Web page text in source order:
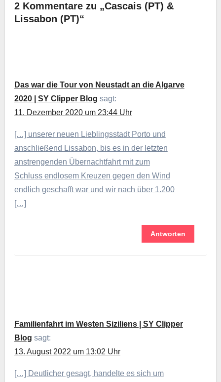
2 Kommentare zu „Cascais (PT) &
Lissabon (PT)“
Das war die Tour von Neustadt an die Algarve
2020 | SY Clipper Blog sagt:
11. Dezember 2020 um 23:44 Uhr
[…] unserer neuen Lieblingsstadt Porto und
anschließend Lissabon, bis es in der letzten
anstrengenden Übernachtfahrt mit zum
Schluss endlosem Kreuzen gegen den Wind
endlich geschafft war und wir nach über 1.200
[…]
Antworten
Familienfahrt im Westen Siziliens | SY Clipper
Blog sagt:
13. August 2022 um 13:02 Uhr
[…] Deutlicher gesagt, handelte es sich um